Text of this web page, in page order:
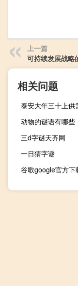
上一篇
可持续发展战略
相关问题
泰安大年三十上供
动物的谜语有哪些
三d字谜天齐网
一日猜字谜
谷歌google官方下